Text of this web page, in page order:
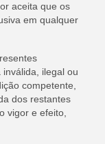
aceita que os
em qualquer
ilegal ou
competente,
dos restantes
vigor e efeito,